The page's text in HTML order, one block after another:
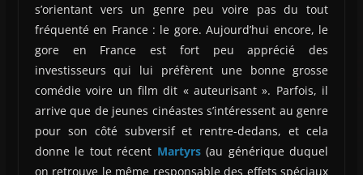
s’orientant vers un genre peu voire pas du tout
fréquenté en France : le gore. Aujourd’hui encore, le
gore en France est fort peu apprécié des
investisseurs qui lui préfèrent une bonne grosse
comédie voire un film dit « auteurisant ». Parfois, il
arrive que de jeunes cinéastes s’intéressent au genre
pour son côté subversif et rentre-dedans, et cela
donne le tout récent Martyrs (au générique duquel
on retrouve le même responsable des effets spéciaux